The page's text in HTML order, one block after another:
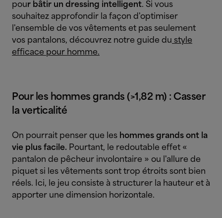
pour bâtir un dressing intelligent. Si vous
souhaitez approfondir la façon d'optimiser
l'ensemble de vos vêtements et pas seulement
vos pantalons, découvrez notre guide du style
efficace pour homme.
Pour les hommes grands (>1,82 m) : Casser
la verticalité
On pourrait penser que les hommes grands ont la
vie plus facile. Pourtant, le redoutable effet «
pantalon de pêcheur involontaire » ou l'allure de
piquet si les vêtements sont trop étroits sont bien
réels. Ici, le jeu consiste à structurer la hauteur et à
apporter une dimension horizontale.